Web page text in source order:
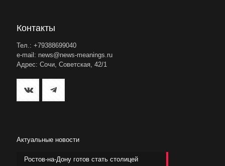
Контакты
Тел.: +79388699040
e-mail: news@news-meanings.ru
Адрес: Сочи, Советская, 42/1
Актуальные новости
Ростов-на-Дону готов стать столицей